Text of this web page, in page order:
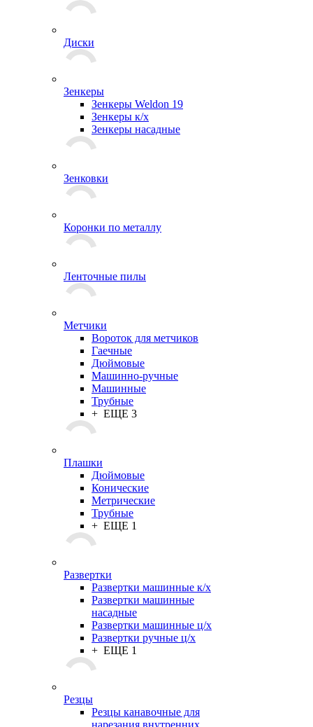
Диски
Зенкеры
Зенкеры Weldon 19
Зенкеры к/х
Зенкеры насадные
Зенковки
Коронки по металлу
Ленточные пилы
Метчики
Вороток для метчиков
Гаечные
Дюймовые
Машинно-ручные
Машинные
Трубные
+ ЕЩЕ 3
Плашки
Дюймовые
Конические
Метрические
Трубные
+ ЕЩЕ 1
Развертки
Развертки машинные к/х
Развертки машинные
насадные
Развертки машинные ц/х
Развертки ручные ц/х
+ ЕЩЕ 1
Резцы
Резцы канавочные для
нарезания внутренних